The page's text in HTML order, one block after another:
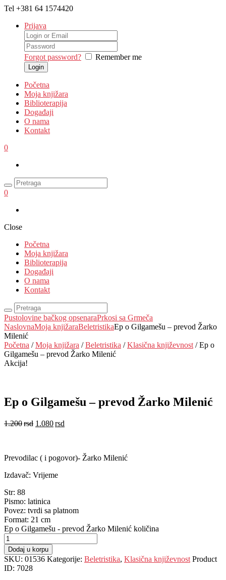
Tel +381 64 1574420
Prijava
Forgot password? Remember me
Početna
Moja knjižara
Biblioterapija
Događaji
O nama
Kontakt
0
0
Close
Početna
Moja knjižara
Biblioterapija
Događaji
O nama
Kontakt
Pustolovine bačkog opsenaraPrkosi sa Grmeča
NaslovnaMoja knjižaraBeletristikaEp o Gilgamešu – prevod Žarko
Milenić
Početna /Moja knjižara /Beletristika /Klasična književnost / Ep o
Gilgamešu – prevod Žarko Milenić
Akcija!
Ep o Gilgamešu – prevod Žarko Milenić
1.200rsd 1.080rsd
Prevodilac ( i pogovor)- Žarko Milenić
Izdavač: Vrijeme
Str: 88
Pismo: latinica
Povez: tvrdi sa platnom
Format: 21 cm
Ep o Gilgamešu - prevod Žarko Milenić količina
Dodaj u korpu
SKU: 01536 Kategorije: Beletristika, Klasična književnost Product
ID: 7028